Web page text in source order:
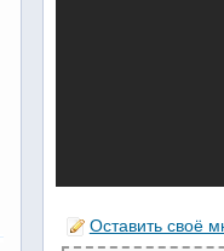
Оставить своё